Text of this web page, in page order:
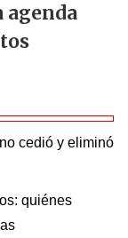
agenda
cedió y eliminó
quiénes